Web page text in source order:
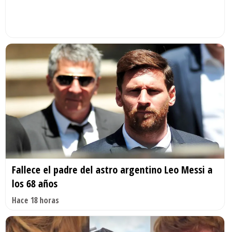
Fallece el padre del astro argentino Leo Messi a
los 68 años
Hace 18 horas